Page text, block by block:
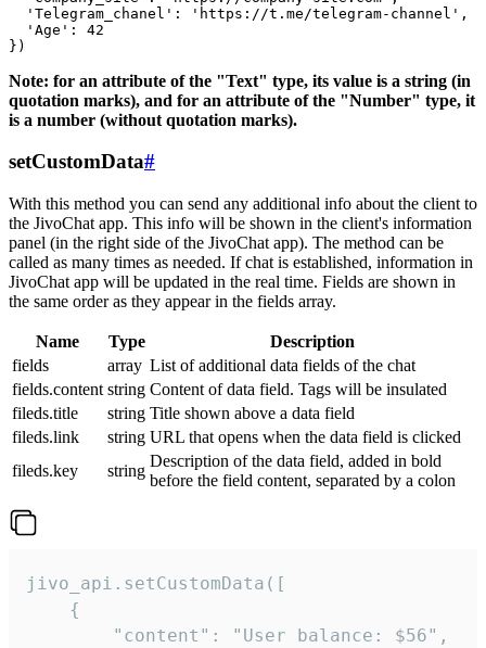
  'Telegram_chanel': 'https://t.me/telegram-channel',
  'Age': 42
Note: for an attribute of the "Text" type, its value is a string (in
quotation marks), and for an attribute of the "Number" type, it
is a number (without quotation marks).
setCustomData#
With this method you can send any additional info about the client to
the JivoChat app. This info will be shown in the client's information
panel (in the right side of the JivoChat app). The method can be
called as many times as needed. If chat is established, information in
JivoChat app will be updated in the real time. Fields are shown in
the same order as they appear in the fields array.
Name Type
Description
fields
array List of additional data fields of the chat
fields.content string Content of data field. Tags will be insulated
fileds.title
string Title shown above a data field
fileds.link
string URL that opens when the data field is clicked
fileds.key
string
Description of the data field, added in bold
before the field content, separated by a colon
jivo_api.setCustomData([
    {
        "content": "User balance: $56",